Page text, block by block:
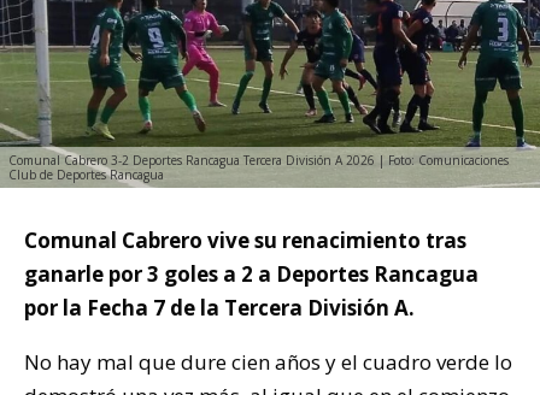
Comunal Cabrero 3-2 Deportes Rancagua Tercera División A 2026 | Foto: Comunicaciones
Club de Deportes Rancagua
Comunal Cabrero vive su renacimiento tras
ganarle por 3 goles a 2 a Deportes Rancagua
por la Fecha 7 de la Tercera División A.
No hay mal que dure cien años y el cuadro verde lo